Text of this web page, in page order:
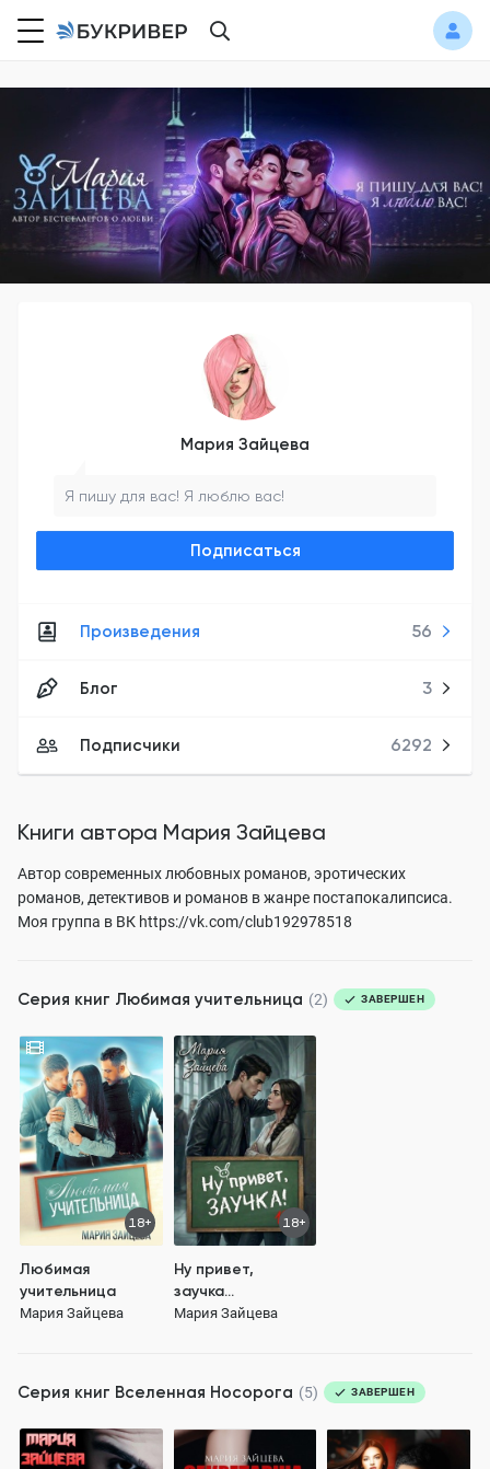
Мария Зайцева
Я пишу для вас! Я люблю вас!
Подписаться
Произведения 56
Блог 3
Подписчики 6292
Книги автора Мария Зайцева
Автор современных любовных романов, эротических
романов, детективов и романов в жанре постапокалипсиса.
Моя группа в ВК https://vk.com/club192978518
Серия книг Любимая учительница (2) ЗАВЕРШЕН
18+
Любимая
учительница
Мария Зайцева
18+
Ну привет,
заучка...
Мария Зайцева
Серия книг Вселенная Носорога (5) ЗАВЕРШЕН